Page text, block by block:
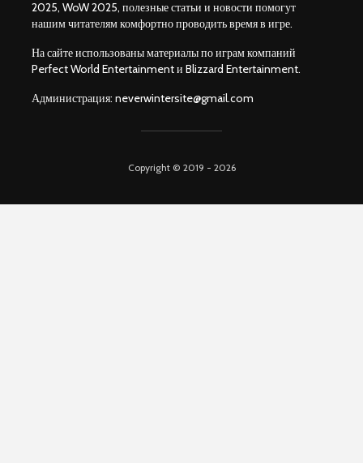
2025, WoW 2025, полезные статьи и новости помогут
нашим читателям комфортно проводить время в игре.
На сайте использованы материалы по играм компаний
Perfect World Entertainment и Blizzard Entertainment.
Администрация: neverwintersite@gmail.com
Copyright © 2019 - 2026